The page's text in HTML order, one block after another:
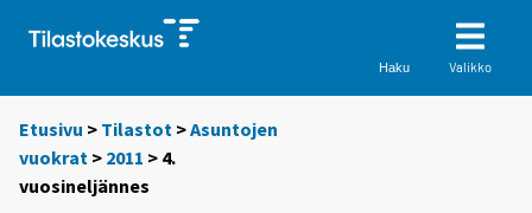
Haku Valikko
Etusivu > Tilastot >Asuntojen
vuokrat > 2011 > 4.
vuosineljännes